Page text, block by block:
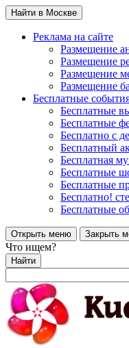
Найти в Москве
Реклама на сайте
Размещение
Размещение
Размещение
Размещение
Бесплатные
Бесплатные
Бесплатные
Бесплатно с
Бесплатный
Бесплатная
Бесплатные
Бесплатные
Бесплатно!
Бесплатные
Открыть меню Закрыть
Что ищем?
Найти